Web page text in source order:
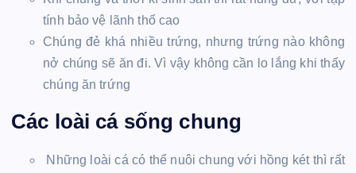
tính bảo vệ lãnh thổ cao
Chúng đẻ khá nhiều trứng, nhưng trứng nào không
nở chúng sẽ ăn đi. Vì vậy không cần lo lắng khi thấy
chúng ăn trứng
Các loài cá sống chung
Những loài cá có thể nuôi chung với hồng két thì rất